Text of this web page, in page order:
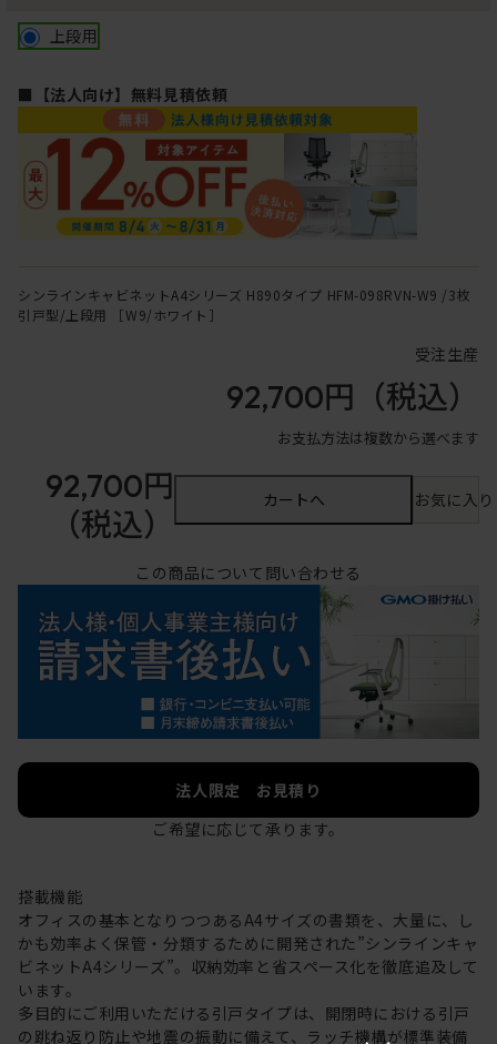
上段用
■【法人向け】無料見積依頼
シンラインキャビネットA4シリーズ H890タイプ HFM-098RVN-W9 /3枚
引戸型/上段用 ［W9/ホワイト］
受注生産
92,700円 （税込）
お支払方法は複数から選べます
92,700円
（税込）
カートへ お気に入
この商品について問い合わせる
法人限定 お見積り
ご希望に応じて承ります。
搭載機能
オフィスの基本となりつつあるA4サイズの書類を、大量に、し
かも効率よく保管・分類するために開発された”シンラインキャ
ビネットA4シリーズ”。収納効率と省スペース化を徹底追及して
います。
多目的にご利用いただける引戸タイプは、開閉時における引戸
の跳ね返り防止や地震の振動に備えて、ラッチ機構が標準装備